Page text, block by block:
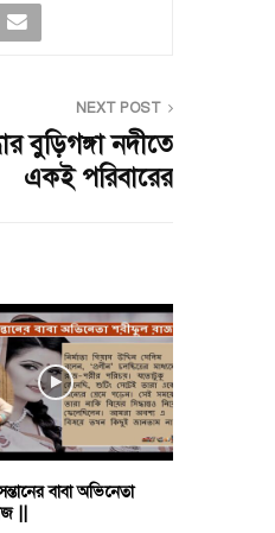
NEXT POST
বুড়িগঙ্গা নদীতে
একই পরিবারের
বাবা অভিনেতা
||